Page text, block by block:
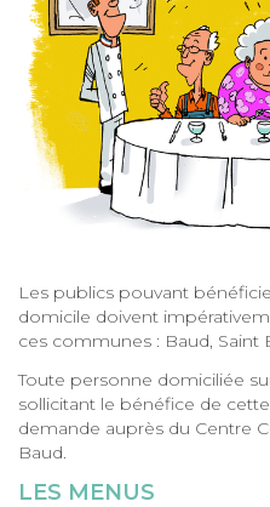
Les publics pouvant
domicile doivent
ces communes : Baud, Saint
Toute personne domiciliée
sollicitant le bénéfice de
demande auprès du Centre
Baud.
LES MENUS